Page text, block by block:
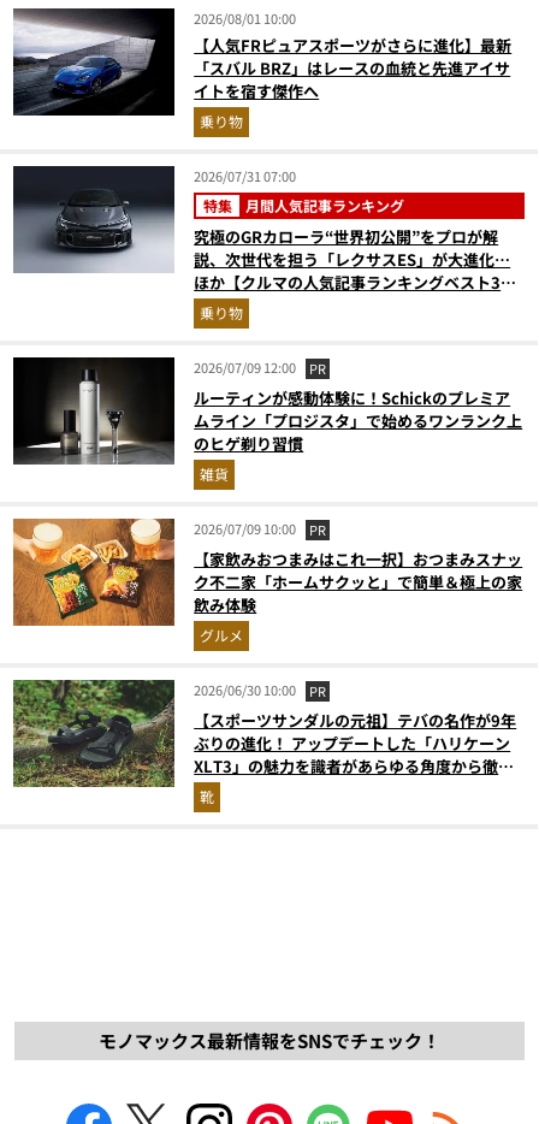
2026/08/01 10:00
【人気FRピュアスポーツがさらに進化】最新
「スバル BRZ」はレースの血統と先進アイサ
イトを宿す傑作へ
乗り物
2026/07/31 07:00
特集 月間人気記事ランキング
究極のGRカローラ“世界初公開”をプロが解
説、次世代を担う「レクサスES」が大進化…
ほか【クルマの人気記事ランキングベスト3】
（2026年6月版）
乗り物
2026/07/09 12:00 PR
ルーティンが感動体験に！Schickのプレミア
ムライン「プロジスタ」で始めるワンランク上
のヒゲ剃り習慣
雑貨
2026/07/09 10:00 PR
【家飲みおつまみはこれ一択】おつまみスナッ
ク不二家「ホームサクッと」で簡単＆極上の家
飲み体験
グルメ
2026/06/30 10:00 PR
【スポーツサンダルの元祖】テバの名作が9年
ぶりの進化！ アップデートした「ハリケーン
XLT3」の魅力を識者があらゆる角度から徹底
解説！
靴
モノマックス最新情報をSNSでチェック！